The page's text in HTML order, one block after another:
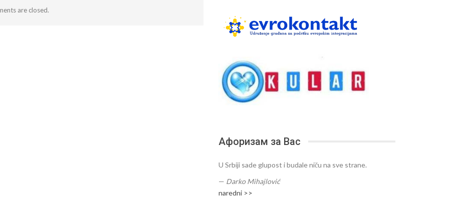
are closed.
Афоризам за Вас
U Srbiji sade glupost i budale niču na sve strane.
— Darko Mihajlović
naredni >>